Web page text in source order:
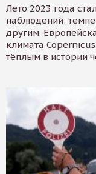
Лето 2023 года
наблюдений:
другим.
климата
тёплым в истории